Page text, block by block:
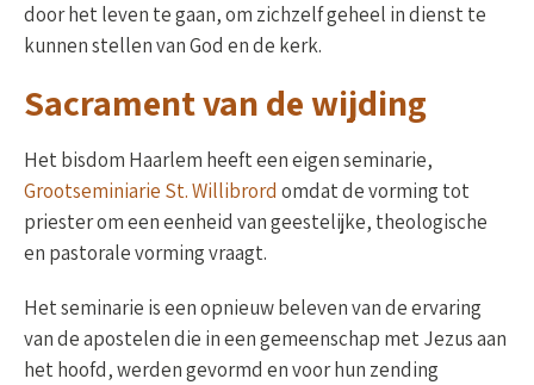
door het leven te gaan, om zichzelf geheel in dienst te
kunnen stellen van God en de kerk.
Sacrament van de wijding
Het bisdom Haarlem heeft een eigen seminarie,
Grootseminiarie St. Willibrord omdat de vorming tot
priester om een eenheid van geestelijke, theologische
en pastorale vorming vraagt.
Het seminarie is een opnieuw beleven van de ervaring
van de apostelen die in een gemeenschap met Jezus aan
het hoofd, werden gevormd en voor hun zending